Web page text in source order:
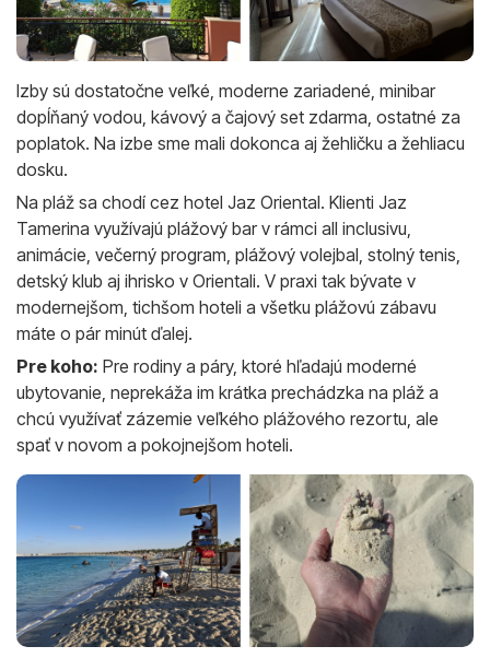
Izby sú dostatočne veľké, moderne zariadené, minibar
dopĺňaný vodou, kávový a čajový set zdarma, ostatné za
poplatok. Na izbe sme mali dokonca aj žehličku a žehliacu
dosku.
Na pláž sa chodí cez hotel Jaz Oriental. Klienti Jaz
Tamerina využívajú plážový bar v rámci all inclusivu,
animácie, večerný program, plážový volejbal, stolný tenis,
detský klub aj ihrisko v Orientali. V praxi tak bývate v
modernejšom, tichšom hoteli a všetku plážovú zábavu
máte o pár minút ďalej.
Pre koho: Pre rodiny a páry, ktoré hľadajú moderné
ubytovanie, neprekáža im krátka prechádzka na pláž a
chcú využívať zázemie veľkého plážového rezortu, ale
spať v novom a pokojnejšom hoteli.